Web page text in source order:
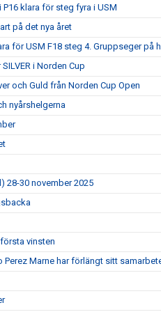
P16 klara för steg fyra i USM
på det nya året
för USM F18 steg 4. Gruppseger på
i Norden Cup
och Guld från Norden Cup Open
nyårshelgerna
28-30 november 2025
vinsten
Perez Marne har förlängt sitt